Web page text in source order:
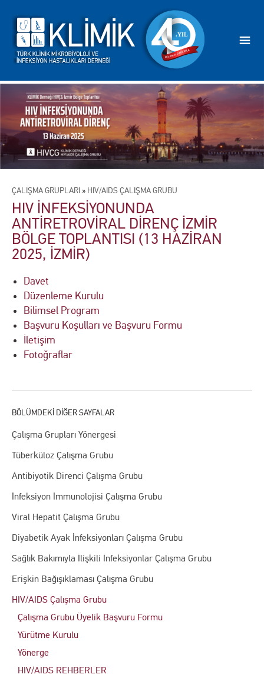
Çalışma Grupları Yönergesi
Tüberküloz Çalışma Grubu
Antibiyotik Direnci Çalışma Grubu
İnfeksiyon İmmunolojisi Çalışma Grubu
Viral Hepatit Çalışma Grubu
Diyabetik Ayak İnfeksiyonları Çalışma Grubu
Sağlık Bakımıyla İlişkili İnfeksiyonlar Çalışma Grubu
Erişkin Bağışıklaması Çalışma Grubu
HIV/AIDS Çalışma Grubu
Çalışma Grubu Üyelik Başvuru Formu
Yürütme Kurulu
Yönerge
HIV/AIDS REHBERLER
ÇALIŞMA GRUPLARI » HIV/AIDS ÇALIŞMA GRUBU
HIV İNFEKSİYONUNDA
ANTİRETROVİRAL DİRENÇ İZMİR
BÖLGE TOPLANTISI (13 HAZİRAN
2025, İZMİR)
Davet
Düzenleme Kurulu
Bilimsel Program
Başvuru Koşulları ve Başvuru Formu
İletişim
Fotoğraflar